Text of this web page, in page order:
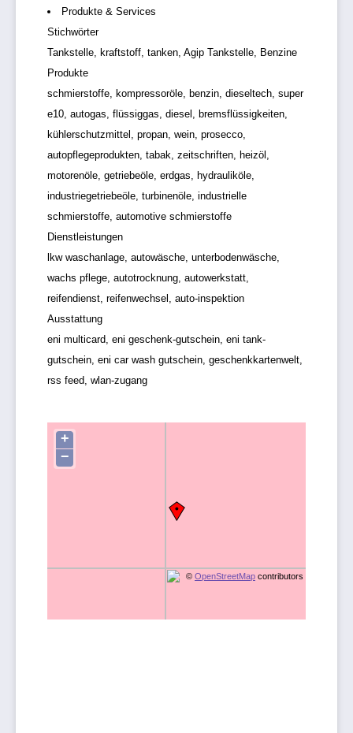
Produkte & Services
Stichwörter
Tankstelle, kraftstoff, tanken, Agip Tankstelle, Benzine
Produkte
schmierstoffe, kompressoröle, benzin, dieseltech, super
e10, autogas, flüssiggas, diesel, bremsflüssigkeiten,
kühlerschutzmittel, propan, wein, prosecco,
autopflegeprodukten, tabak, zeitschriften, heizöl,
motorenöle, getriebeöle, erdgas, hydrauliköle,
industriegetriebeöle, turbinenöle, industrielle
schmierstoffe, automotive schmierstoffe
Dienstleistungen
lkw waschanlage, autowäsche, unterbodenwäsche,
wachs pflege, autotrocknung, autowerkstatt,
reifendienst, reifenwechsel, auto-inspektion
Ausstattung
eni multicard, eni geschenk-gutschein, eni tank-
gutschein, eni car wash gutschein, geschenkkartenwelt,
rss feed, wlan-zugang
+
−
© OpenStreetMap contributors